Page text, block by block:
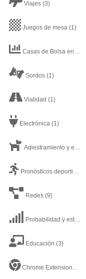
Viajes (3)
Juegos de mesa (1)
Casas de Bolsa en México
Sordos (1)
Vialidad (1)
Electrónica (1)
Adiestramiento y estética canina
Pronósticos deportivos
Redes (9)
Probabilidad y estadística
Educación (3)
Chrome Extensiones